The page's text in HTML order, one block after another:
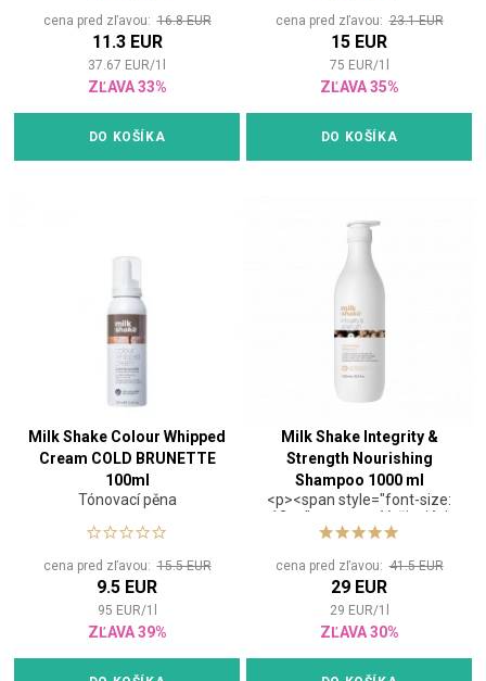
cena pred zľavou:16.8 EUR
11.3 EUR
37.67 EUR/1
ZĽAVA 33%
DO KOŠÍKA
cena pred zľavou:23.1 EUR
15 EUR
75 EUR/1
ZĽAVA 35%
DO KOŠÍKA
Milk Shake Colour Whipped
Cream COLD BRUNETTE
100ml
Tónovací pěna
cena pred zľavou:15.5 EUR
9.5 EUR
95 EUR/1
ZĽAVA 39%
Milk Shake Integrity &
Strength Nourishing
Shampoo 1000 ml
<p><span style="font-size:
12pt;"><strong>Vyživujúci
šampón pre všetky typy
<html><p><span
style="font-size:
12pt;">Šetrne čistí a udržuje
vlasy hydratované a
vyživené.</span> Čistí vlasy
vďaka formule obsahujúcej
organické maslo Muru Muru.
cena pred zľavou:41.5 EUR
29 EUR
29 EUR/1
ZĽAVA 30%